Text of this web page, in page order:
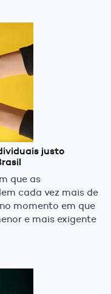
justo
que as
cada vez mais de
momento em que
e mais exigente